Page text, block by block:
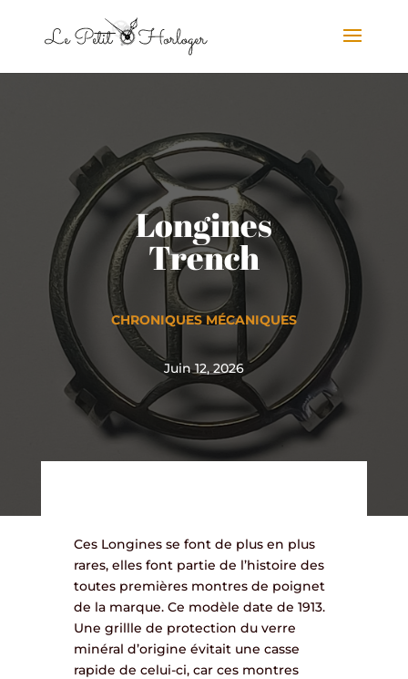
Longines
Trench
CHRONIQUES MÉCANIQUES
Juin 12, 2026
Ces Longines se font de plus en plus
rares, elles font partie de l’histoire des
toutes premières montres de poignet
de la marque. Ce modèle date de 1913.
Une grillle de protection du verre
minéral d’origine évitait une casse
rapide de celui-ci, car ces montres